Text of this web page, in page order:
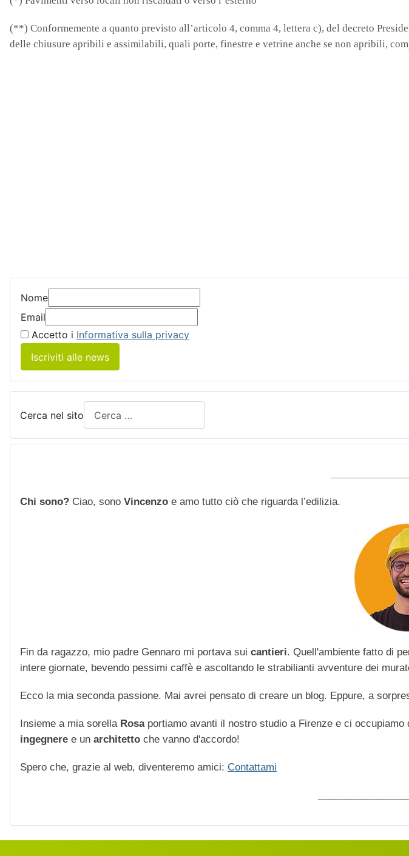
(**) Conformemente a quanto previsto all’articolo 4, comma 4, lettera c), del decreto
delle chiusure apribili e assimilabili, quali porte, finestre e vetrine anche se non apribili,
Nome
Email
Accetto i Informativa sulla privacy
Iscriviti alle news
Cerca nel sito
Chi sono? Ciao, sono Vincenzo e amo tutto ciò che riguarda l’edilizia.
Fin da ragazzo, mio padre Gennaro mi portava sui cantieri. Quell'ambiente fatto di
intere giornate, bevendo pessimi caffè e ascoltando le strabilianti avventure dei
Ecco la mia seconda passione. Mai avrei pensato di creare un blog. Eppure, a
Insieme a mia sorella Rosaportiamo avanti il nostro studio a Firenze e ci
ingegnere e un architetto che vanno d'accordo!
Spero che, grazie al web, diventeremo amici: Contattami